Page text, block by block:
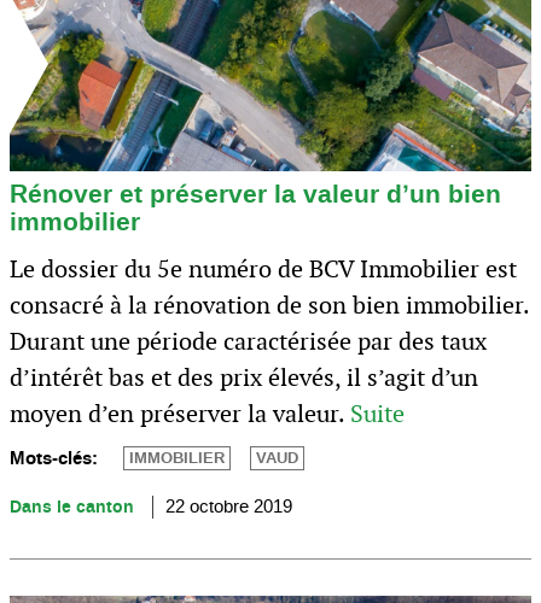
Rénover et préserver la valeur d’un bien
immobilier
Le dossier du 5e numéro de BCV Immobilier est
consacré à la rénovation de son bien immobilier.
Durant une période caractérisée par des taux
d’intérêt bas et des prix élevés, il s’agit d’un
moyen d’en préserver la valeur. Suite
Mots-clés: IMMOBILIER VAUD
Dans le canton 22 octobre 2019